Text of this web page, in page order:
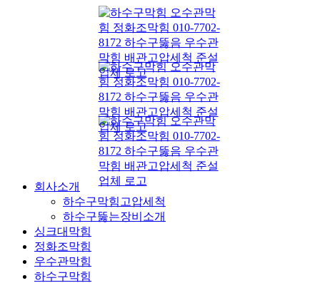
회사소개
하수구막힘고압세척
하수구뚫는장비소개
싱크대막힘
정화조막힘
우수관막힘
하수구막힘